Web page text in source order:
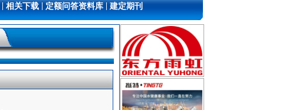
相关下载 定额问答资料库 建定期刊